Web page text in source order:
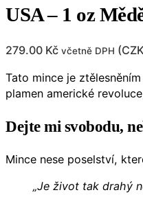
USA – 1 oz
279.00 Kč včetně DPH (CZK
Tato mince je
plamen americké
Dejte mi svobodu,
Mince nese poselství,
„Je život tak drahý